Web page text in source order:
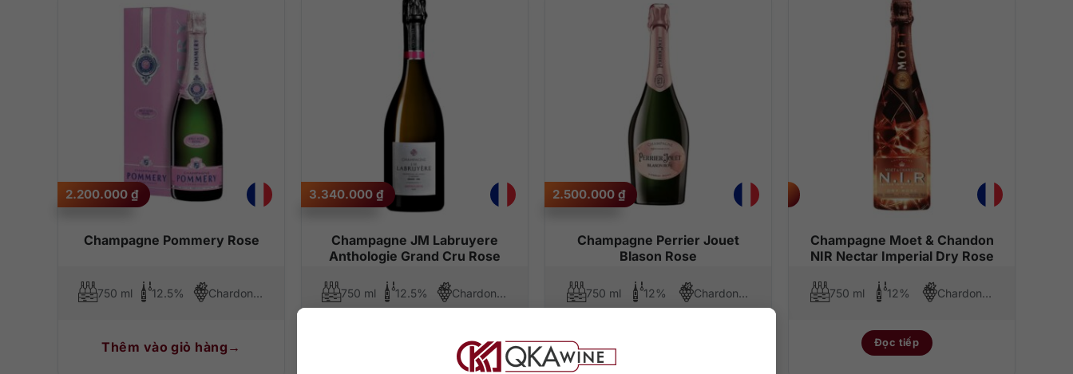
Champagne Pommery Rose
2.200.000 ₫
750 ml 12.5% Chardonnay, Pinot Noir
Thêm vào giỏ hàng
Champagne JM Labruyere
Anthologie Grand Cru Rose
3.340.000 ₫
750 ml 12.5% Chardonnay, Pinot Noir
Thêm vào giỏ hàng
Champagne Perrier Jouet
Blason Rose
2.500.000 ₫
750 ml 12% Chardonnay, Pinot Noir, Pinot Meunier
Thêm vào giỏ hàng
Champagne Moet & Chandon
NIR Nectar Imperial Dry Rose
750 ml 12% Chardonnay, Pinot Noir, Pinot Meunier
Đọc tiếp